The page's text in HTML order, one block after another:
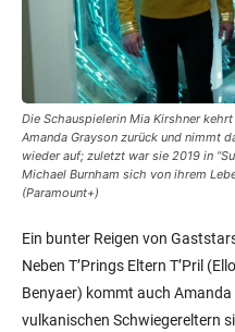
Die Schauspielerin Mia Kirshner
Amanda Grayson zurück und nimmt
wieder auf; zuletzt war sie 2019 in
Michael Burnham sich von ihrem
(Paramount+)
Ein bunter Reigen von
Neben T’Prings Eltern T’Pril
Benyaer) kommt auch
vulkanischen Schwiegereltern